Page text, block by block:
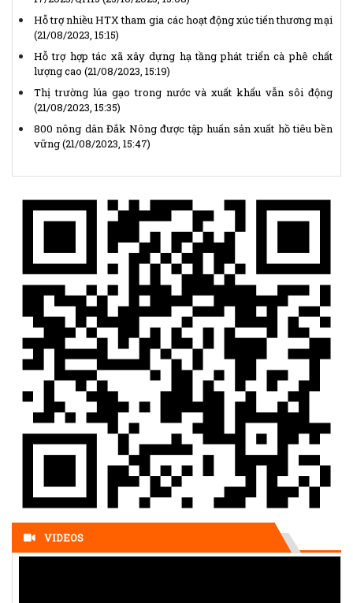
Hỗ trợ nhiều HTX tham gia các hoạt động xúc tiến thương mại
(21/08/2023, 15:15)
Hỗ trợ hợp tác xã xây dựng hạ tầng phát triển cà phê chất
lượng cao(21/08/2023, 15:19)
Thị trường lúa gạo trong nước và xuất khẩu vẫn sôi động
(21/08/2023, 15:35)
800 nông dân Đắk Nông được tập huấn sản xuất hồ tiêu bền
vững(21/08/2023, 15:47)
Thư kêu gọi ủng hộ Tháng Nhân đạo năm 2026(14/04/2026,
Thể lệ Giải báo chí “Vì sự nghiệp Đại đoàn kết toàn dân tộc”
lần thứ XVII, năm 2025 - 2026
(14/04/2026, 14:15)
VNMAC phát động cuộc thi trực tuyến nâng cao nhận thức
phòng tránh tai nạn bom mìn, vật nổ
(14/04/2026, 13:53)
(Infographic) Cuộc thi trực tuyến tìm hiểu “50 năm Chiến
thắng Buôn Ma Thuột, giải phóng tỉnh Đắk Lắk (10/3/1975 -
10/3/2025)"(11/02/2025, 07:35)
(Video) Liên minh hợp tác xã tỉnh Đắk Lắk kỷ niệm 30 năm
thành lập(30/10/2023, 08:52)
Xin ý kiến dự thảo 2 Hồ sơ xây dựng Nghị định quy định chi
17/2023/QH15
(25/10/2023, 15:08)
Hỗ trợ nhiều HTX tham gia các hoạt động xúc tiến thương mại
(21/08/2023, 15:15)
Hỗ trợ hợp tác xã xây dựng hạ tầng phát triển cà phê chất
(21/08/2023, 15:19)
Thị trường lúa gạo trong nước và xuất khẩu vẫn sôi động
(21/08/2023, 15:35)
800 nông dân Đắk Nông được tập huấn sản xuất hồ tiêu bền
vững(21/08/2023, 15:47)
VIDEOS